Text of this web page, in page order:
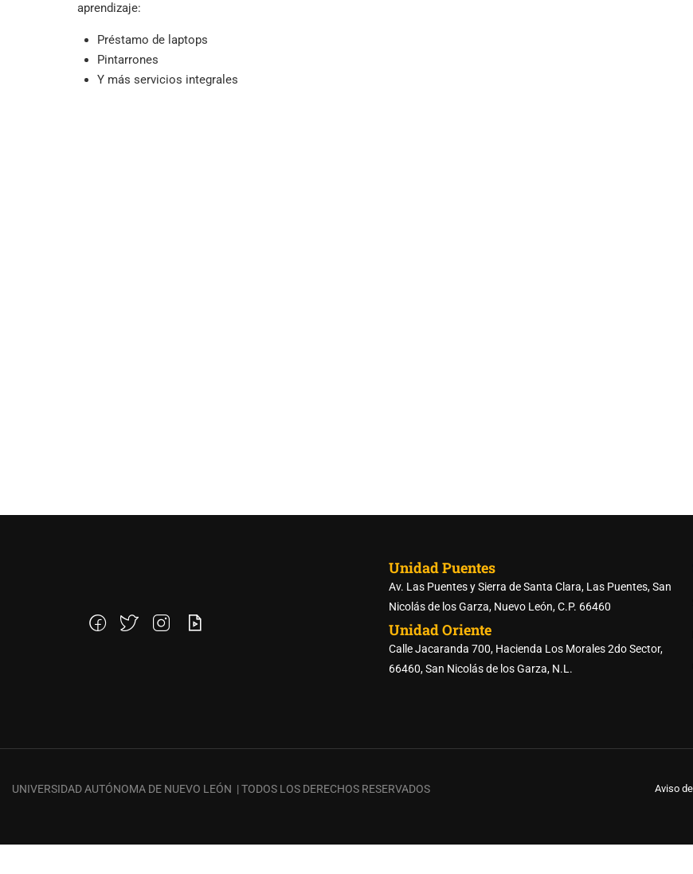
aprendizaje:
Préstamo de laptops
Pintarrones
Y más servicios integrales
Unidad Puentes
Av. Las Puentes y Sierra de Santa Clara, Las Puentes, San
Nicolás de los Garza, Nuevo León, C.P. 66460
Unidad Oriente
Calle Jacaranda 700, Hacienda Los Morales 2do Sector,
66460, San Nicolás de los Garza, N.L.
UNIVERSIDAD AUTÓNOMA DE NUEVO LEÓN | TODOS LOS DERECHOS RESERVADOS Aviso
¿QUIERES SER PARTE DE LAS